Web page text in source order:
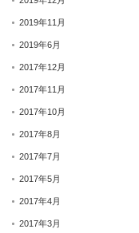
2019年11月
2019年6月
2017年12月
2017年11月
2017年10月
2017年8月
2017年7月
2017年5月
2017年4月
2017年3月